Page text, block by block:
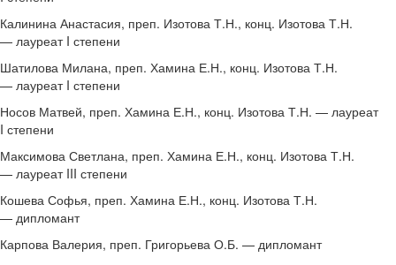
Калинина Анастасия, преп. Изотова Т.Н., конц. Изотова Т.Н.
— лауреат I степени
Шатилова Милана, преп. Хамина Е.Н., конц. Изотова Т.Н.
— лауреат I степени
Носов Матвей, преп. Хамина Е.Н., конц. Изотова Т.Н. — лауреат
I степени
Максимова Светлана, преп. Хамина Е.Н., конц. Изотова Т.Н.
— лауреат III степени
Кошева Софья, преп. Хамина Е.Н., конц. Изотова Т.Н.
— дипломант
Карпова Валерия, преп. Григорьева О.Б. — дипломант